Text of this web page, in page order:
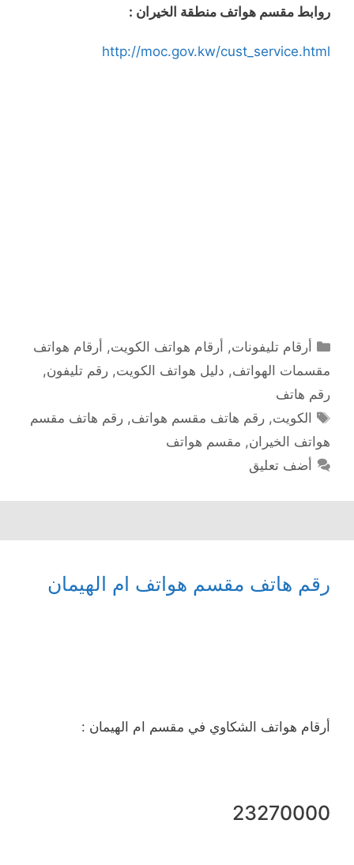
روابط مقسم هواتف منطقة الخيران :
http://moc.gov.kw/cust_service.html
التصنيفات
أرقام تليفونات, أرقام هواتف الكويت, أرقام هواتف
مقسمات الهواتف, دليل هواتف الكويت, رقم تليفون,
رقم هاتف
الوسوم
الكويت,رقم هاتف مقسم هواتف,رقم هاتف مقسم
هواتف الخيران, مقسم هواتف
أضف تعليق
رقم هاتف مقسم هواتف ام الهيمان
أرقام هواتف الشكاوي في مقسم ام الهيمان :
23270000